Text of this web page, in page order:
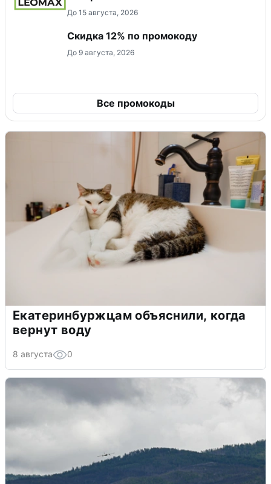
До 15 августа, 2026
Скидка 12% по промокоду
До 9 августа, 2026
Все промокоды
Екатеринбуржцам объяснили, когда
вернут воду
8 августа 0